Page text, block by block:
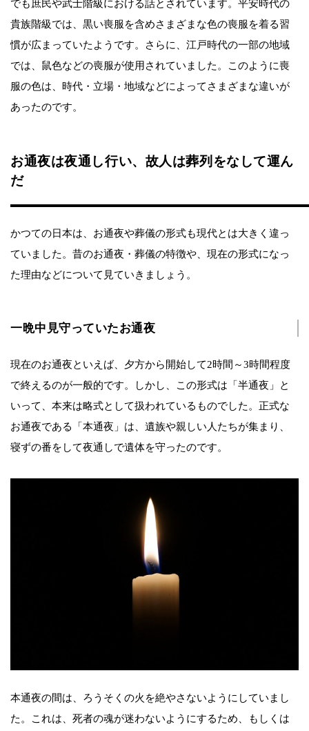
でも庶民や武士階級における話とされています。平安時代の
貴族階級では、黒い喪服を含めさまざまな色の喪服を着る習
慣が広まっていたようです。さらに、江戸時代の一部の地域
では、鼠色などの喪服が使用されていました。このように喪
服の色は、時代・立場・地域などによってさまざまな違いが
あったのです。
お通夜は夜通し行い、故人は葬列をなして運ん
だ
かつての日本は、お通夜や葬儀の形式も現代とは大きく違っ
ていました。昔のお通夜・葬儀の特徴や、現在の形式になっ
た理由などについて見ていきましょう。
一晩中見守っていたお通夜
現在のお通夜といえば、夕方から開始して2時間～3時間程度
で終えるのが一般的です。しかし、この形式は「半通夜」と
いって、本来は略式として扱われているものでした。正式な
お通夜である「本通夜」は、遺族や親しい人たちが集まり、
寝ずの番をして夜通しで遺体を守ったのです。
本通夜の間は、ろうそくの火を絶やさないようにしていまし
た。これは、死者の魂が迷わないようにするため、もしくは